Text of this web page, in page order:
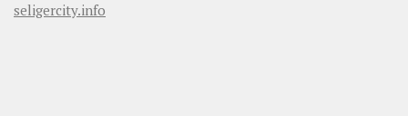
seligercity.info